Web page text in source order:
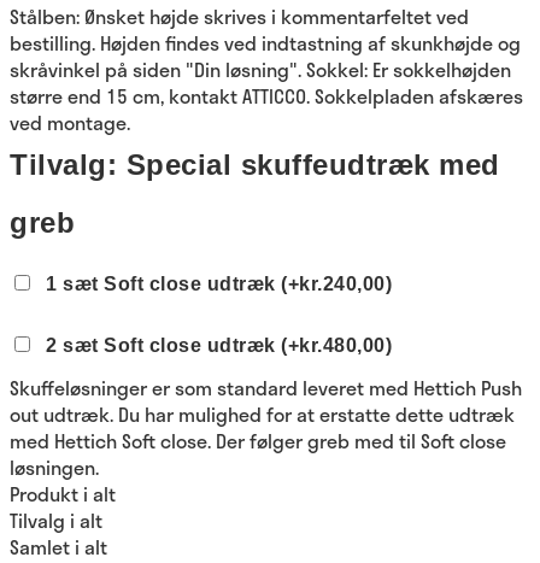
Stålben: Ønsket højde skrives i kommentarfeltet ved
bestilling. Højden findes ved indtastning af skunkhøjde og
skråvinkel på siden "Din løsning". Sokkel: Er sokkelhøjden
større end 15 cm, kontakt ATTICCO. Sokkelpladen afskæres
ved montage.
Tilvalg: Special skuffeudtræk med
greb
1 sæt Soft close udtræk (+kr.240,00)
2 sæt Soft close udtræk (+kr.480,00)
Skuffe​løsninger er som standard leveret med Hettich​ Push
out​ udtræk. Du har mulighed for at erstatte dette ​udtræk
med​ Hettich Soft close​. Der følger​ greb med til ​Soft close
løsningen.​
Produkt i alt
Tilvalg i alt
Samlet i alt